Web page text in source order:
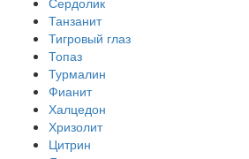
Танзанит
Тигровый глаз
Топаз
Турмалин
Фианит
Халцедон
Хризолит
Цитрин